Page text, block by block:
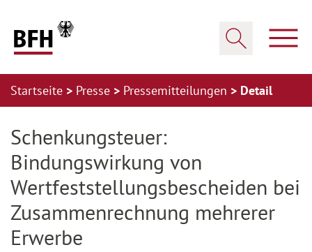
Startseite Presse Pressemitteilungen Detail
Schenkungsteuer:
Bindungswirkung von
Wertfeststellungsbescheiden bei
Zusammenrechnung mehrerer
Erwerbe